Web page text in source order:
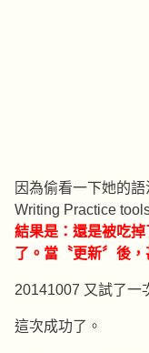
因為偷看一下她的
Writing Practice
結果是：還是被吃
了。當〝更新〞後，
20141007 又試了一
這次成功了。